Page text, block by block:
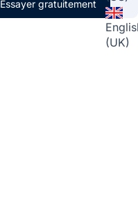
Essayer gratuitement
(UK)